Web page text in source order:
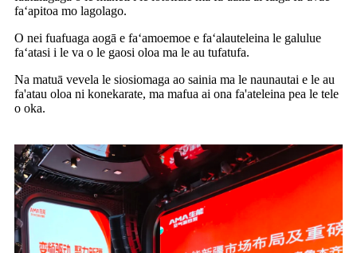
faʻapitoa mo lagolago.
O nei fuafuaga aogā e faʻamoemoe e faʻalauteleina le galulue
faʻatasi i le va o le gaosi oloa ma le au tufatufa.
Na matuā vevela le siosiomaga ao sainia ma le naunautai e le au
fa'atau oloa ni konekarate, ma mafua ai ona fa'ateleina pea le tele
o oka.